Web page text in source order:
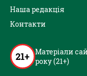
Наша редакція
Контакти
21+ Матеріали
року (21+)